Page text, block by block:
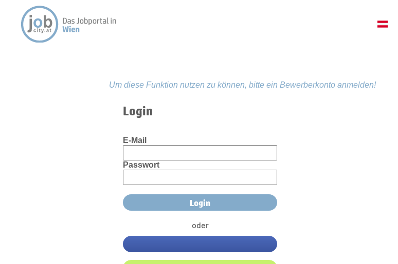
Um diese Funktion nutzen zu können, bitte ein Bewerberkonto anmelden!
Login
E-Mail
Passwort
oder